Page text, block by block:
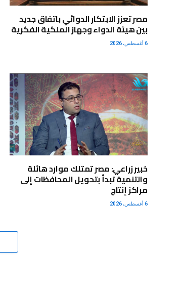
مصر تعزز الابتكار الدوائي باتفاق جديد
بين هيئة الدواء وجهاز الملكية الفكرية
6 أغسطس، 2026
خبير زراعي: مصر تمتلك موارد هائلة
والتنمية تبدأ بتحويل المحافظات إلى
مراكز إنتاج
6 أغسطس، 2026